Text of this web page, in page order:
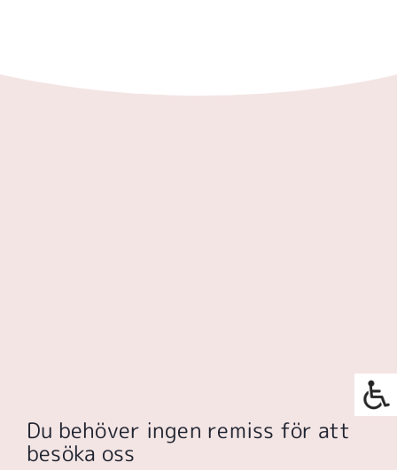
Du behöver ingen remiss för att
besöka oss